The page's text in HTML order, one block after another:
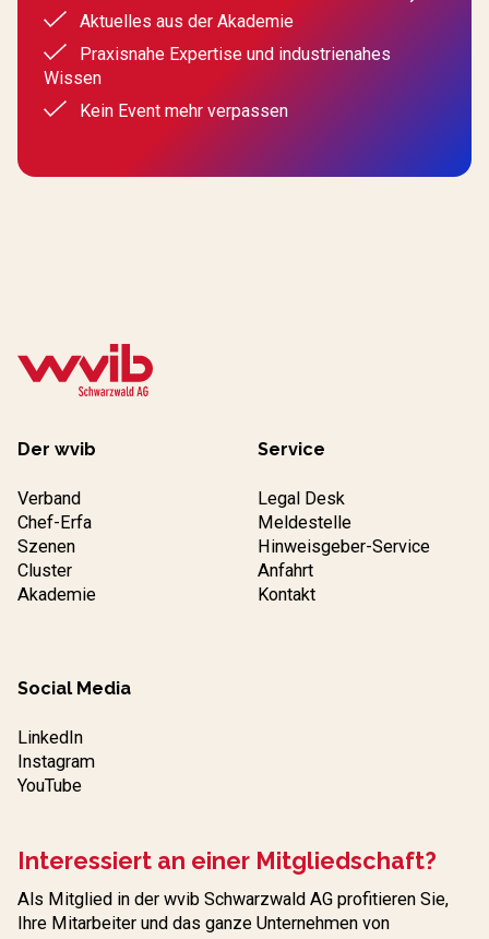
Aktuelles aus der Akademie
Praxisnahe Expertise und industrienahes
Wissen
Kein Event mehr verpassen
Der wvib
Verband
Chef-Erfa
Szenen
Cluster
Akademie
Service
Legal Desk
Meldestelle
Hinweisgeber-Service
Anfahrt
Kontakt
Social Media
LinkedIn
Instagram
YouTube
Interessiert an einer Mitgliedschaft?
Als Mitglied in der wvib Schwarzwald AG profitieren Sie,
Ihre Mitarbeiter und das ganze Unternehmen von